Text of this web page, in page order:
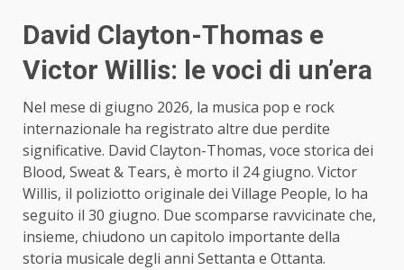
David Clayton-Thomas e
Victor Willis: le voci di un’era
Nel mese di giugno 2026, la musica pop e rock
internazionale ha registrato altre due perdite
significative. David Clayton-Thomas, voce storica dei
Blood, Sweat & Tears, è morto il 24 giugno. Victor
Willis, il poliziotto originale dei Village People, lo ha
seguito il 30 giugno. Due scomparse ravvicinate che,
insieme, chiudono un capitolo importante della
storia musicale degli anni Settanta e Ottanta.